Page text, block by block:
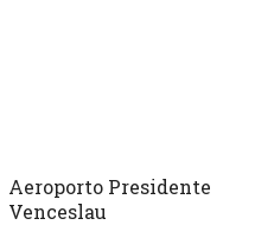
Aeroporto Presidente
Venceslau